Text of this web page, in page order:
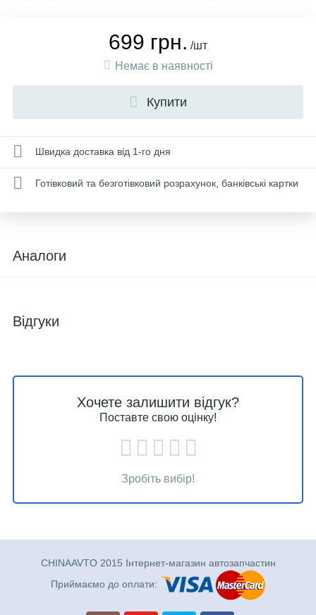
699 грн. /шт
Немає в наявності
Купити
Швидка доставка від 1-го дня
Готівковий та безготівковий розрахунок, банківські картки
Аналоги
Відгуки
Хочете залишити відгук?
Поставте свою оцінку!
Зробіть вибір!
CHINAAVTO 2015 Інтернет-магазин автозапчастин
Приймаємо до оплати: